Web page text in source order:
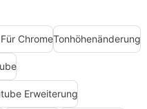
ChromeTonhöhenänderung
Erweiterung